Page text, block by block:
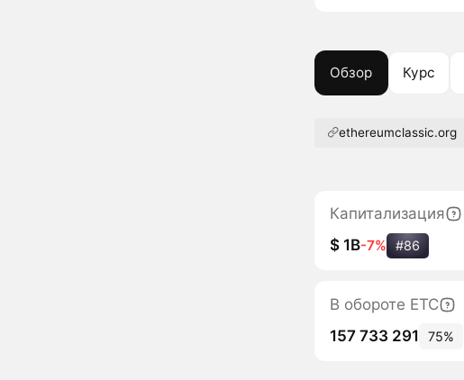
Обзор Курс
ethereumclassic.org
Капитализация
$ 1B-7% #86
В обороте ETC
157 733 291
75%